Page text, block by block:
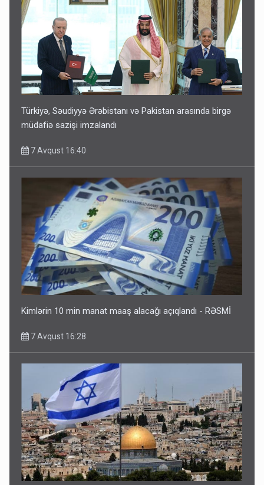
Türkiyə, Səudiyyə Ərəbistanı və Pakistan arasında birgə
müdafiə sazişi imzalandı
7 Avqust 16:40
Kimlərin 10 min manat maaş alacağı açıqlandı - RƏSMİ
7 Avqust 16:28